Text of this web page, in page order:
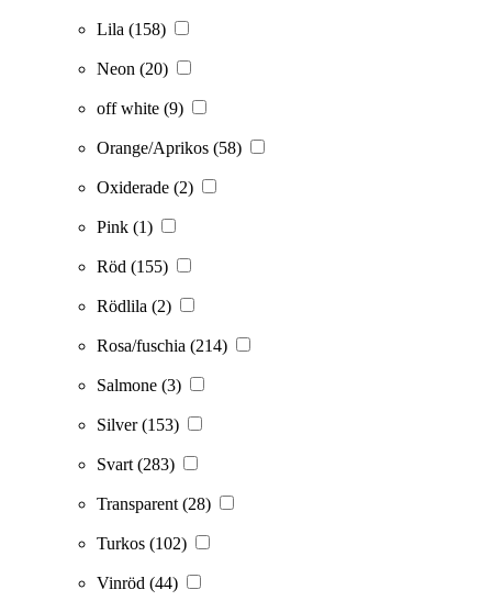
Lila (158)
Neon (20)
off white (9)
Orange/Aprikos (58)
Oxiderade (2)
Pink (1)
Röd (155)
Rödlila (2)
Rosa/fuschia (214)
Salmone (3)
Silver(153)
Svart (283)
Transparent (28)
Turkos (102)
Vinröd (44)